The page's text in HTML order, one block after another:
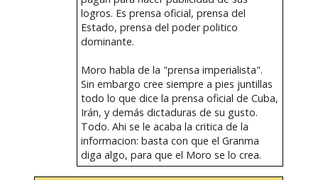
logros. Es prensa oficial, prensa del
Estado, prensa del poder politico
dominante.
Moro habla de la "prensa imperialista".
Sin embargo cree siempre a pies juntillas
todo lo que dice la prensa oficial de Cuba,
Irán, y demás dictaduras de su gusto.
Todo. Ahi se le acaba la critica de la
informacion: basta con que el Granma
diga algo, para que el Moro se lo crea.